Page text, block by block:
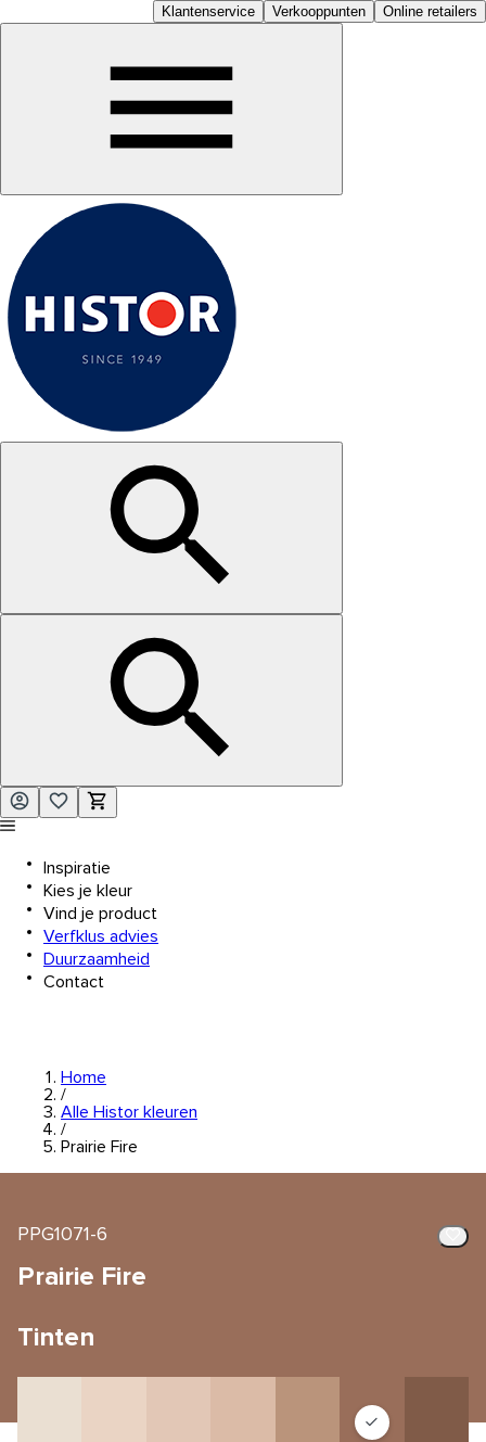
Klantenservice Verkooppunten Online retailers
Inspiratie
Kies je kleur
Vind je product
Verfklus advies
Duurzaamheid
Contact
Home
/
Alle Histor kleuren
/
Prairie Fire
PPG1071-6
Prairie Fire
Tinten